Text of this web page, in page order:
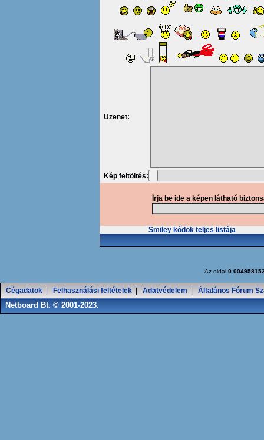
Üzenet:
Kép feltöltés:
Írja be ide a képen látható
Smiley kódok teljes listája
Az oldal
Cégadatok Felhasználási feltételek Adatvédelem Általános Fórum
Netboard Bt. © 2001-2023.